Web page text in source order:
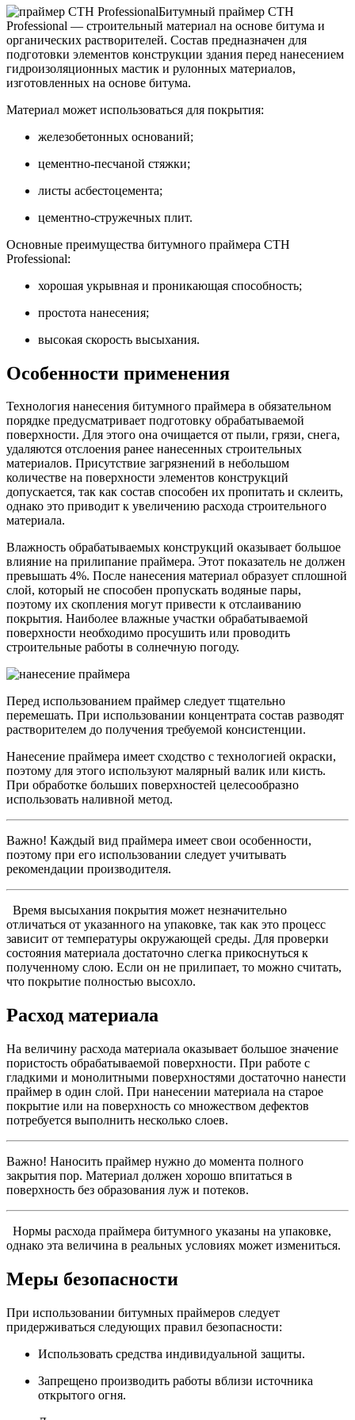
Битумный праймер СТН
Professional — строительный материал на основе битума и
органических растворителей. Состав предназначен для
подготовки элементов конструкции здания перед нанесением
гидроизоляционных мастик и рулонных материалов,
изготовленных на основе битума.
Материал может использоваться для покрытия:
железобетонных оснований;
цементно-песчаной стяжки;
листы асбестоцемента;
цементно-стружечных плит.
Основные преимущества битумного праймера СТН
Professional:
хорошая укрывная и проникающая способность;
простота нанесения;
высокая скорость высыхания.
Особенности применения
Технология нанесения битумного праймера в обязательном
порядке предусматривает подготовку обрабатываемой
поверхности. Для этого она очищается от пыли, грязи, снега,
удаляются отслоения ранее нанесенных строительных
материалов. Присутствие загрязнений в небольшом
количестве на поверхности элементов конструкций
допускается, так как состав способен их пропитать и склеить,
однако это приводит к увеличению расхода строительного
материала.
Влажность обрабатываемых конструкций оказывает большое
влияние на прилипание праймера. Этот показатель не должен
превышать 4%. После нанесения материал образует сплошной
слой, который не способен пропускать водяные пары,
поэтому их скопления могут привести к отслаиванию
покрытия. Наиболее влажные участки обрабатываемой
поверхности необходимо просушить или проводить
строительные работы в солнечную погоду.
Перед использованием праймер следует тщательно
перемешать. При использовании концентрата состав разводят
растворителем до получения требуемой консистенции.
Нанесение праймера имеет сходство с технологией окраски,
поэтому для этого используют малярный валик или кисть.
При обработке больших поверхностей целесообразно
использовать наливной метод.
Важно! Каждый вид праймера имеет свои особенности,
поэтому при его использовании следует учитывать
рекомендации производителя.
Время высыхания покрытия может незначительно
отличаться от указанного на упаковке, так как это процесс
зависит от температуры окружающей среды. Для проверки
состояния материала достаточно слегка прикоснуться к
полученному слою. Если он не прилипает, то можно считать,
что покрытие полностью высохло.
Расход материала
На величину расхода материала оказывает большое значение
пористость обрабатываемой поверхности. При работе с
гладкими и монолитными поверхностями достаточно нанести
праймер в один слой. При нанесении материала на старое
покрытие или на поверхность со множеством дефектов
потребуется выполнить несколько слоев.
Важно! Наносить праймер нужно до момента полного
закрытия пор. Материал должен хорошо впитаться в
поверхность без образования луж и потеков.
Нормы расхода праймера битумного указаны на упаковке,
однако эта величина в реальных условиях может измениться.
Меры безопасности
При использовании битумных праймеров следует
придерживаться следующих правил безопасности:
Использовать средства индивидуальной защиты.
Запрещено производить работы вблизи источника
открытого огня.